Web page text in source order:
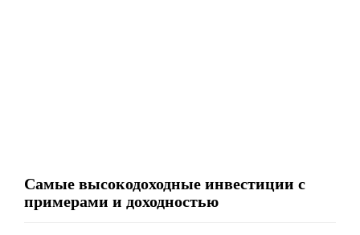
Самые высокодоходные инвестиции с
примерами и доходностью